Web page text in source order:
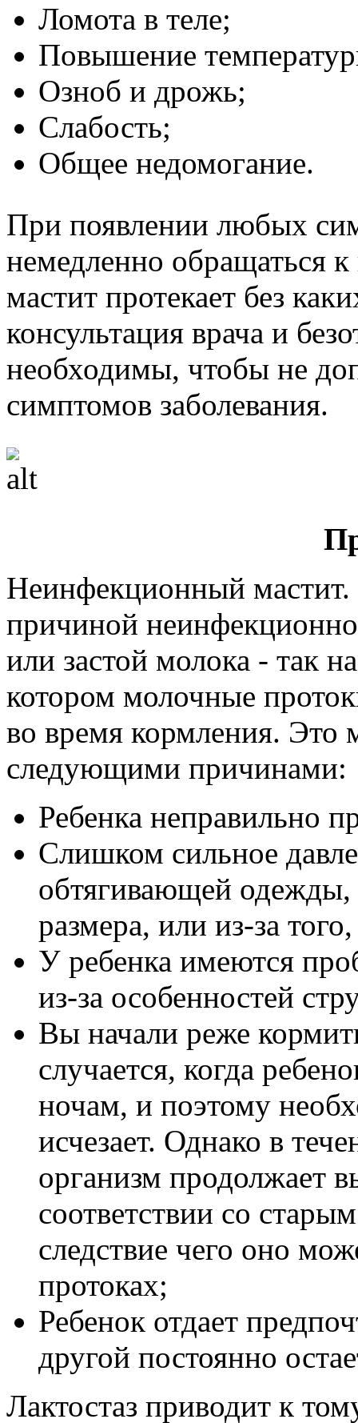
Ломота в теле;
Повышение
Озноб и дрожь;
Слабость;
Общее недомогание.
При появлении любых
немедленно обращаться
мастит протекает без
консультация врача и
необходимы, чтобы не
симптомов заболевания.
Неинфекционный мастит.
причиной
или застой молока - так
котором молочные
во время кормления. Это
следующими причинами:
Ребенка неправильно
Слишком сильное
обтягивающей одежды,
размера, или из-за
У ребенка имеются
из-за особенностей
Вы начали реже
случается, когда
ночам, и поэтому
исчезает. Однако в
организм продолжает
соответствии со
следствие чего оно
протоках;
Ребенок отдает
другой постоянно
Лактостаз приводит к